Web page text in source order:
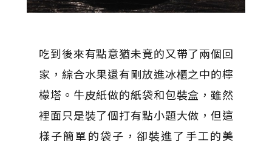
吃到後來有點意猶未竟的又帶了兩個回
家，綜合水果還有剛放進冰櫃之中的檸
檬塔。牛皮紙做的紙袋和包裝盒，雖然
裡面只是裝了個打有點小題大做，但這
樣子簡單的袋子，卻裝進了手工的美